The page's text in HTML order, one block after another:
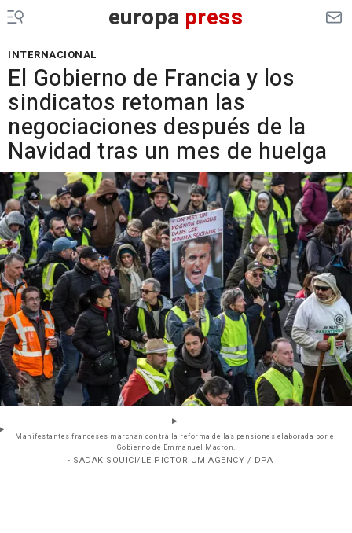
europa press
INTERNACIONAL
El Gobierno de Francia y los
sindicatos retoman las
negociaciones después de la
Navidad tras un mes de huelga
Manifestantes franceses marchan contra la reforma de las pensiones elaborada por el
Gobierno de Emmanuel Macron.
- SADAK SOUICI/LE PICTORIUM AGENCY / DPA